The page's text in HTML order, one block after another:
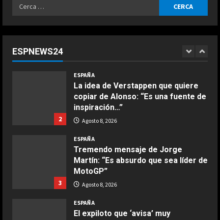
Ricerca
ESPNEWS24
1
2
ESPAÑA
La idea de Verstappen que quiere
copiar de Alonso: “Es una fuente de
inspiración…”
Agosto 8, 2026
3
ESPAÑA
Tremendo mensaje de Jorge
Martín: “Es absurdo que sea líder de
MotoGP”
Agosto 8, 2026
ESPAÑA
El expiloto que ‘avisa’ muy
Ensalada de espinacas deliciosa
COCINA
Boquerones fritos en freidora de
aire
Aprile 24, 2026
Buñuelos de alcachofas